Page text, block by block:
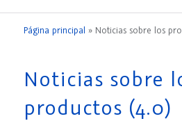
Página principal » Noticias sobre los
Noticias sobre
productos (4.0)